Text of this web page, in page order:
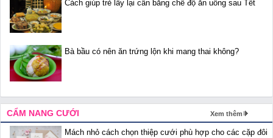
Cách giúp trẻ lấy lại cân bằng chế độ ăn uống sau Tết
Bà bầu có nên ăn trứng lộn khi mang thai không?
CẨM NANG CƯỚI Xem thêm
Mách nhỏ cách chọn thiệp cưới phù hợp cho các cặp đôi